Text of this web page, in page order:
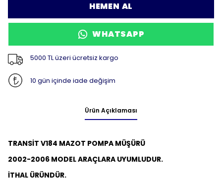
HEMEN AL
WHATSAPP
5000 TL üzeri ücretsiz kargo
10 gün içinde iade değişim
Ürün Açıklaması
TRANSİT V184 MAZOT POMPA MÜŞÜRÜ
2002-2006 MODEL ARAÇLARA UYUMLUDUR.
İTHAL ÜRÜNDÜR.